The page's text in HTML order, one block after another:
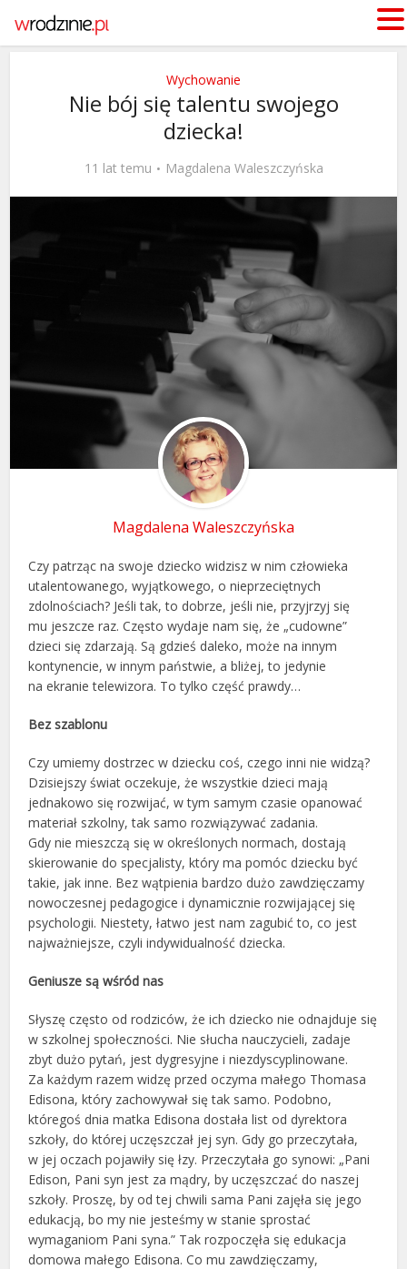
Wychowanie
Nie bój się talentu swojego
dziecka!
11 lat temu Magdalena Waleszczyńska
Magdalena Waleszczyńska
Czy patrząc na swoje dziecko widzisz w nim człowieka
utalentowanego, wyjątkowego, o nieprzeciętnych
zdolnościach? Jeśli tak, to dobrze, jeśli nie, przyjrzyj się
mu jeszcze raz. Często wydaje nam się, że „cudowne”
dzieci się zdarzają. Są gdzieś daleko, może na innym
kontynencie, w innym państwie, a bliżej, to jedynie
na ekranie telewizora. To tylko część prawdy…
Bez szablonu
Czy umiemy dostrzec w dziecku coś, czego inni nie widzą?
Dzisiejszy świat oczekuje, że wszystkie dzieci mają
jednakowo się rozwijać, w tym samym czasie opanować
materiał szkolny, tak samo rozwiązywać zadania.
Gdy nie mieszczą się w określonych normach, dostają
skierowanie do specjalisty, który ma pomóc dziecku być
takie, jak inne. Bez wątpienia bardzo dużo zawdzięczamy
nowoczesnej pedagogice i dynamicznie rozwijającej się
psychologii. Niestety, łatwo jest nam zagubić to, co jest
najważniejsze, czyli indywidualność dziecka.
Geniusze są wśród nas
Słyszę często od rodziców, że ich dziecko nie odnajduje się
w szkolnej społeczności. Nie słucha nauczycieli, zadaje
zbyt dużo pytań, jest dygresyjne i niezdyscyplinowane.
Za każdym razem widzę przed oczyma małego Thomasa
Edisona, który zachowywał się tak samo. Podobno,
któregoś dnia matka Edisona dostała list od dyrektora
szkoły, do której uczęszczał jej syn. Gdy go przeczytała,
w jej oczach pojawiły się łzy. Przeczytała go synowi: „Pani
Edison, Pani syn jest za mądry, by uczęszczać do naszej
szkoły. Proszę, by od tej chwili sama Pani zajęła się jego
edukacją, bo my nie jesteśmy w stanie sprostać
wymaganiom Pani syna.” Tak rozpoczęła się edukacja
domowa małego Edisona. Co mu zawdzięczamy,